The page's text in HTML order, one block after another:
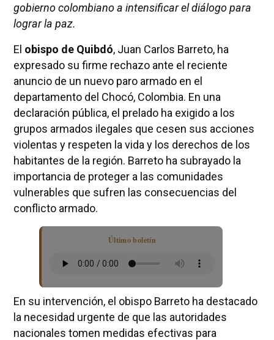
gobierno colombiano a intensificar el diálogo para
lograr la paz.
El obispo de Quibdó, Juan Carlos Barreto, ha
expresado su firme rechazo ante el reciente
anuncio de un nuevo paro armado en el
departamento del Chocó, Colombia. En una
declaración pública, el prelado ha exigido a los
grupos armados ilegales que cesen sus acciones
violentas y respeten la vida y los derechos de los
habitantes de la región. Barreto ha subrayado la
importancia de proteger a las comunidades
vulnerables que sufren las consecuencias del
conflicto armado.
Último boletín
En su intervención, el obispo Barreto ha destacado
la necesidad urgente de que las autoridades
nacionales tomen medidas efectivas para